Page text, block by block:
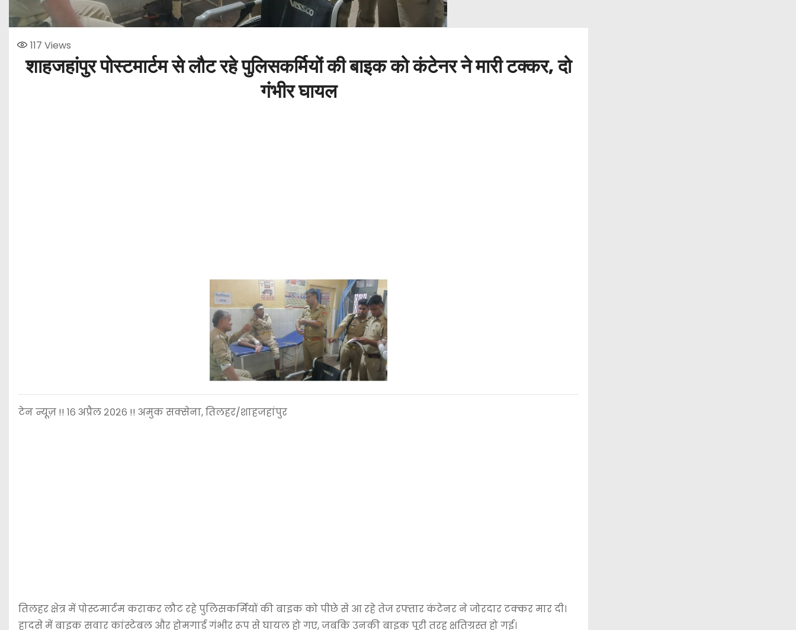
117 Views
शाहजहांपुर पोस्टमार्टम से लौट रहे पुलिसकर्मियों की बाइक को कंटेनर ने मारी टक्कर, दो
गंभीर घायल
टेन न्यूज़ !! १६ अप्रैल २०२६ !! अमुक सक्सेना, तिलहर/शाहजहांपुर
तिलहर क्षेत्र में पोस्टमार्टम कराकर लौट रहे पुलिसकर्मियों की बाइक को पीछे से आ रहे तेज रफ्तार कंटेनर ने जोरदार टक्कर मार दी।
हादसे में बाइक सवार कांस्टेबल और होमगार्ड गंभीर रूप से घायल हो गए, जबकि उनकी बाइक पूरी तरह क्षतिग्रस्त हो गई।